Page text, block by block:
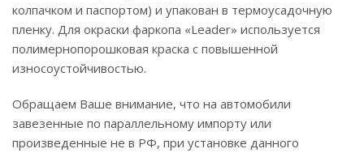
колпачком и паспортом) и упакован в термоусадочную
пленку. Для окраски фаркопа «Leader» используется
полимернопорошковая краска с повышенной
износоустойчивостью.
Обращаем Ваше внимание, что на автомобили
завезенные по параллельному импорту или
произведенные не в РФ, при установке данного